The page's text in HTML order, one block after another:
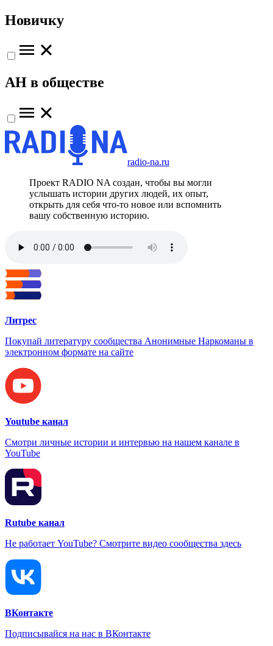
Новичку
АН в обществе
radio-na.ru
Проект RADIO NA создан, чтобы вы могли
услышать истории других людей, их опыт,
открыть для себя что-то новое или вспомнить
вашу собственную историю.
Литрес
Покупай литературу сообщества Анонимные Наркоманы в
электронном формате на сайте
Youtube канал
Смотри личные истории и интервью на нашем канале в
YouTube
Rutube канал
Не работает YouTube? Смотрите видео сообщества здесь
ВКонтакте
Подписывайся на нас в ВКонтакте